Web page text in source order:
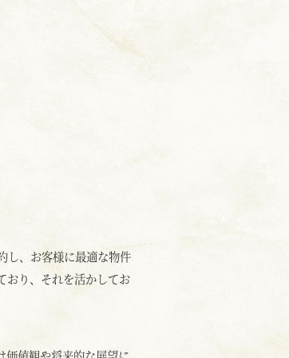
し、お客様に最適な物件
おり、それを活かしてお